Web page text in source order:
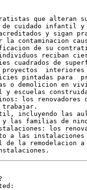
que alteran
de cuidado infantil y
y sigan
contaminacion
de su
reciban
cuadrados de
interiores
pintadas para
o demolicion en
escuelas
los renovadores
trabajar.
incluyendo las
las familias de
los
a las instalaciones
la remodelacion